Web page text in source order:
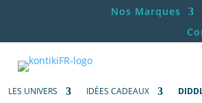
Nos Marques
LES UNIVERS IDÉES CADEAUX